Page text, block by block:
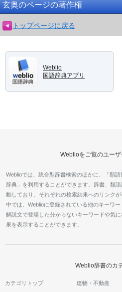
玄奥のページの著作権
トップページに戻る
Weblio
国語辞典アプリ
Weblioをご覧のユー
Weblioでは、統合型辞書検索のほかに、「類
辞典」を利用することができます。辞書、類
動しており、それぞれの検索結果へのリンク
中では、Weblioに登録されている他のキーワ
解説文で登場した分からないキーワードや気
果を表示することができます。
Weblio辞書のカ
カテゴリトップ 建物・不動産